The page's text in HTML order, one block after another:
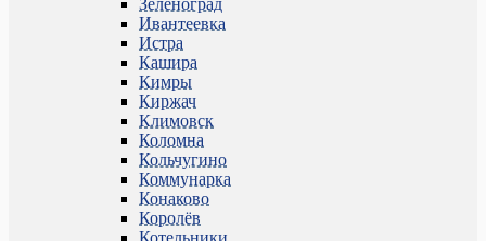
Зеленоград
Ивантеевка
Истра
Кашира
Кимры
Киржач
Климовск
Коломна
Кольчугино
Коммунарка
Конаково
Королёв
Котельники